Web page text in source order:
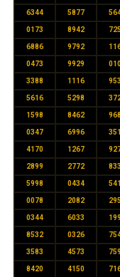
6344 5877
0173 8942
6886 9792
0473 9929
3388 1116
5616 5298
1598 8462
0347 6996
4170 1267
2899 2772
5998 0434
0078 2082
0344 6033
8532 0326
3583 4573
8420 4150